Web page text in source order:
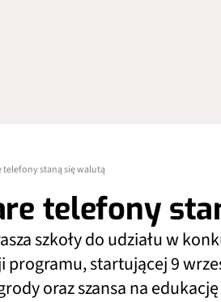
telefony staną się walutą
telefony
szkoły do udziału w
programu, startującej 9
oraz szansa na